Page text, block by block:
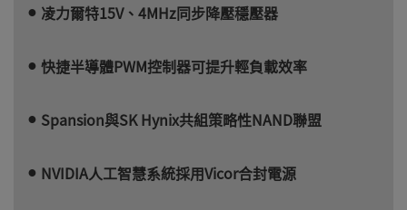
凌力爾特15V、4MHz同步降壓穩壓器
快捷半導體PWM控制器可提升輕負載效率
Spansion與SK Hynix共組策略性NAND聯盟
NVIDIA人工智慧系統採用Vicor合封電源